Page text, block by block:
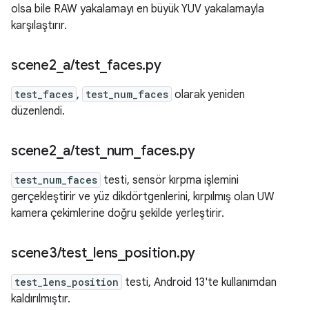
olsa bile RAW yakalamayı en büyük YUV yakalamayla
karşılaştırır.
scene2 a/test_ faces.py
test_faces , test_num_faces olarak yeniden
düzenlendi.
scene2 a/test_ num faces.py
test_num_faces testi, sensör kırpma işlemini
gerçekleştirir ve yüz dikdörtgenlerini, kırpılmış olan UW
kamera çekimlerine doğru şekilde yerleştirir.
scene3/test_ lens position.py
test_lens_position testi, Android 13'te kullanımdan
kaldırılmıştır.